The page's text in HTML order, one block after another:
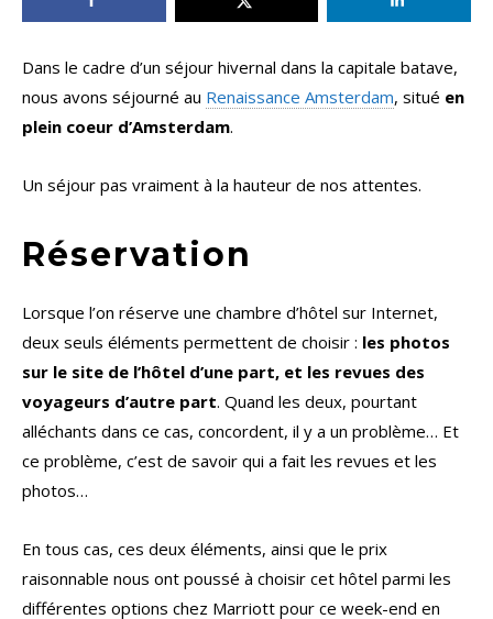
Dans le cadre d’un séjour hivernal dans la capitale batave,
nous avons séjourné au Renaissance Amsterdam, situé en
plein coeur d’Amsterdam.
Un séjour pas vraiment à la hauteur de nos attentes.
Réservation
Lorsque l’on réserve une chambre d’hôtel sur Internet,
deux seuls éléments permettent de choisir : les photos
sur le site de l’hôtel d’une part, et les revues des
voyageurs d’autre part. Quand les deux, pourtant
alléchants dans ce cas, concordent, il y a un problème… Et
ce problème, c’est de savoir qui a fait les revues et les
photos…
En tous cas, ces deux éléments, ainsi que le prix
raisonnable nous ont poussé à choisir cet hôtel parmi les
différentes options chez Marriott pour ce week-end en